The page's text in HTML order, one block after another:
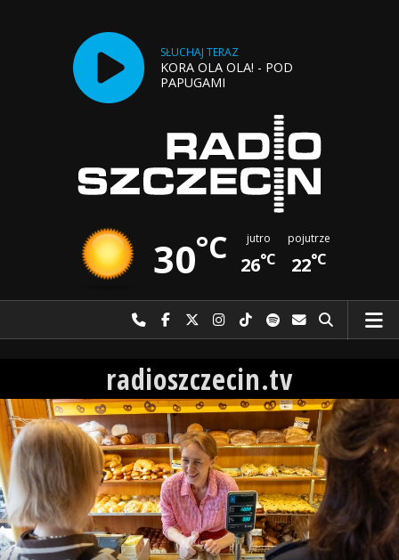
SŁUCHAJ TERAZ
KORA OLA OLA! - POD
PAPUGAMI
30°C jutro
26°C
pojutrze
22°C
Najlepiej po prostu do nas zadzwoń
Odwiedź nas na Facebook-u
Odwiedź nas na X
Odwiedź nas na Instagram-ie
Odwiedź nas na TikTok-u
Szukaj nas na Spotify
Wyślij do nas
Szukaj
radioszczecin.tv